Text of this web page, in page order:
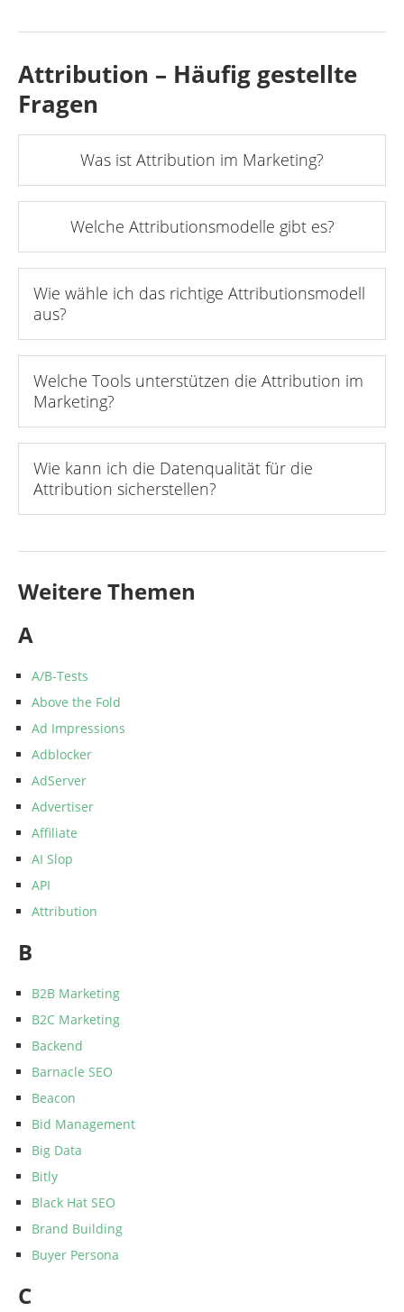
Attribution – Häufig gestellte
Fragen
Was ist Attribution im Marketing?
Welche Attributionsmodelle gibt es?
Wie wähle ich das richtige Attributionsmodell
aus?
Welche Tools unterstützen die Attribution im
Marketing?
Wie kann ich die Datenqualität für die
Attribution sicherstellen?
Weitere Themen
A
A/B-Tests
Above the Fold
Ad Impressions
Adblocker
AdServer
Advertiser
Affiliate
AI Slop
API
Attribution
B
B2B Marketing
B2C Marketing
Backend
Barnacle SEO
Beacon
Bid Management
Big Data
Bitly
Black Hat SEO
Brand Building
Buyer Persona
C